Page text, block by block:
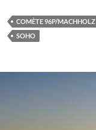
COMÈTE 96P/MACHHOLZ
SOHO